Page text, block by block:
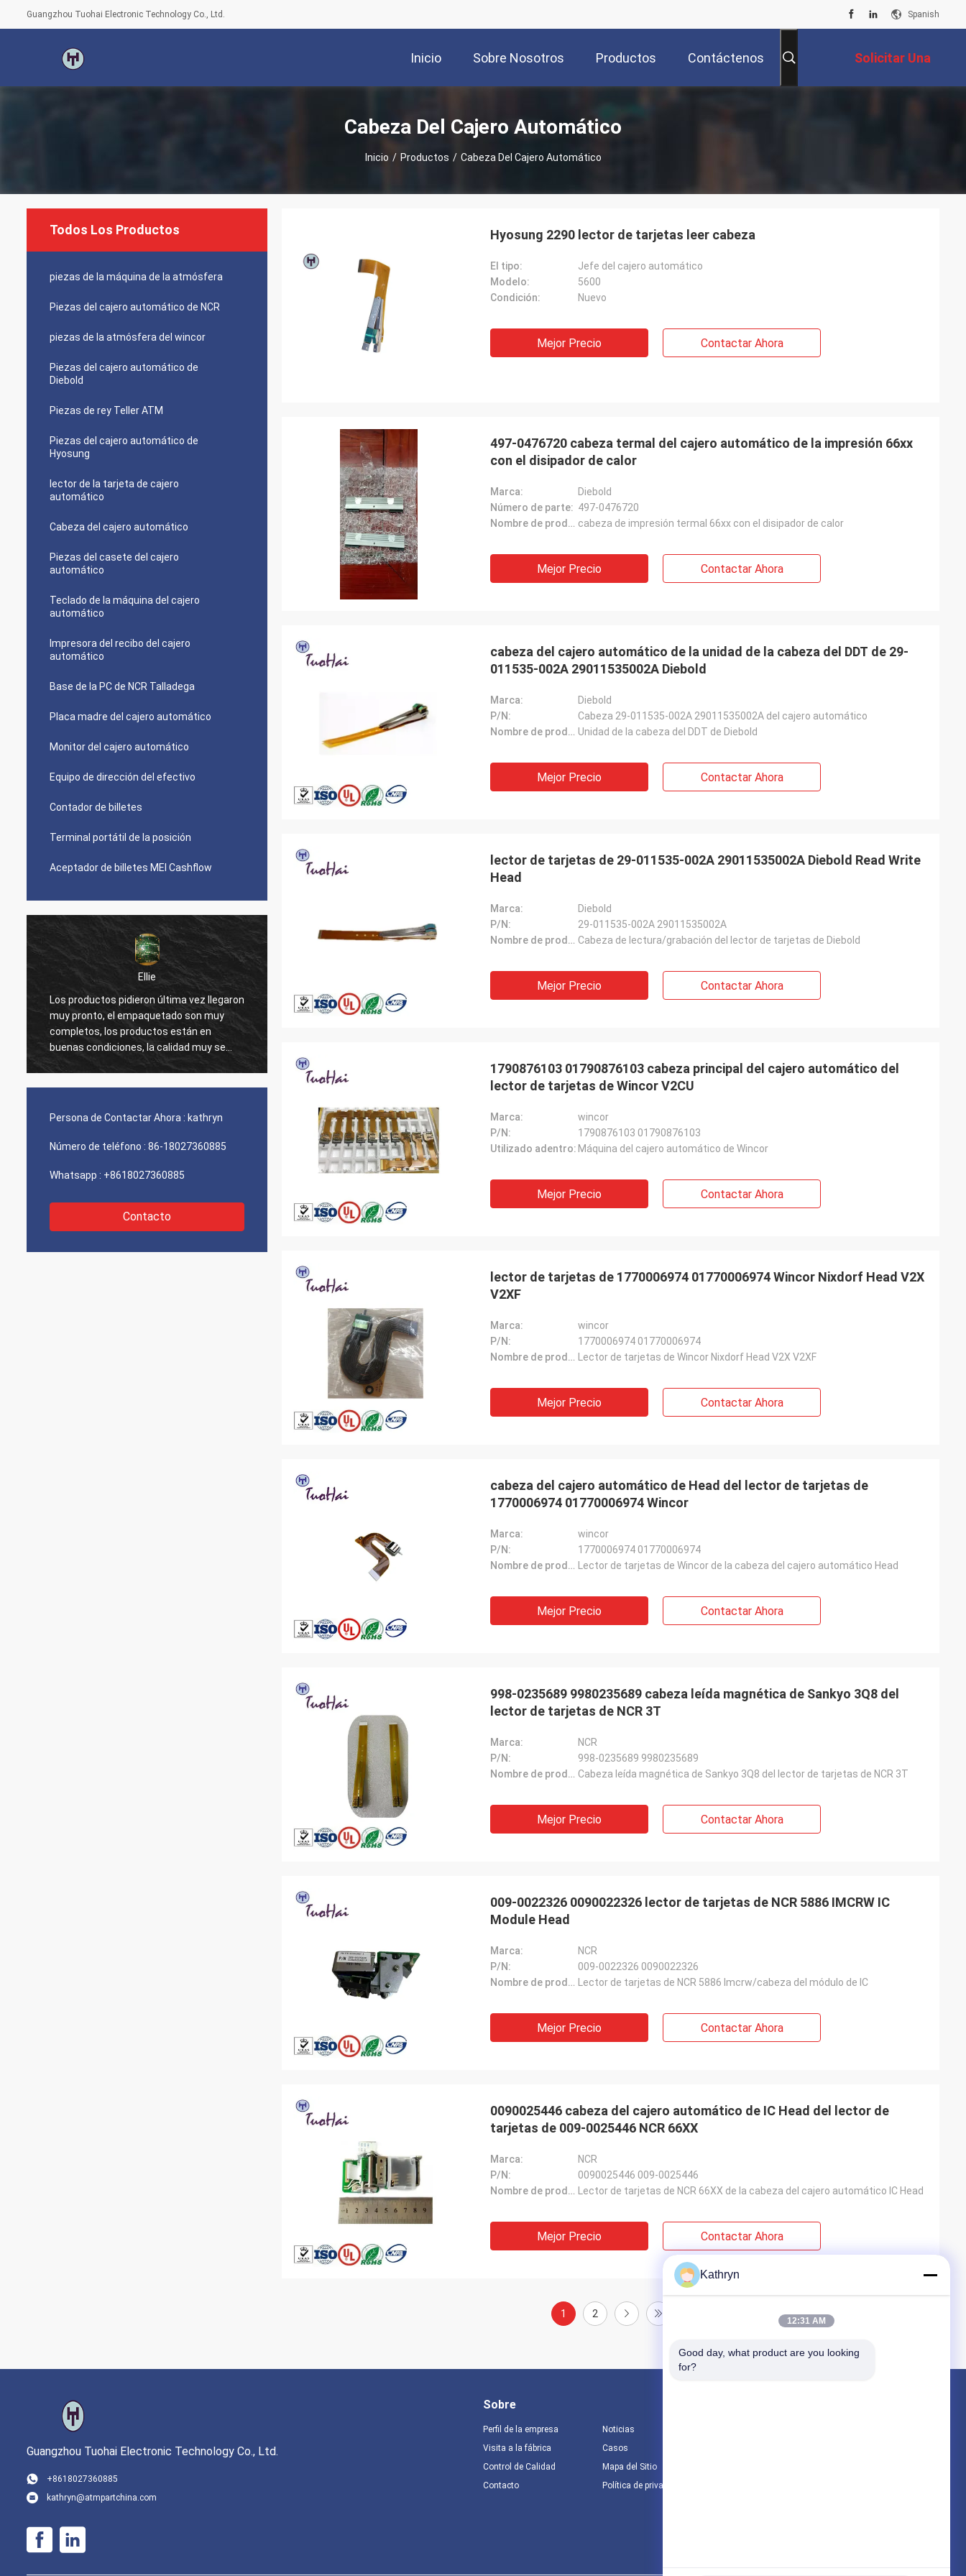
Guangzhou Tuohai Electronic Technology Co., Ltd. Spanish
Inicio Sobre Nosotros Productos Contáctenos Solicitar Una
Cotización
Cabeza Del Cajero Automático
Inicio / Productos / Cabeza Del Cajero Automático
Todos Los Productos
piezas de la máquina de la atmósfera
Piezas del cajero automático de NCR
piezas de la atmósfera del wincor
Piezas del cajero automático de
Diebold
Piezas de rey Teller ATM
Piezas del cajero automático de
Hyosung
lector de la tarjeta de cajero
automático
Cabeza del cajero automático
Piezas del casete del cajero
automático
Teclado de la máquina del cajero
automático
Impresora del recibo del cajero
automático
Base de la PC de NCR Talladega
Placa madre del cajero automático
Monitor del cajero automático
Equipo de dirección del efectivo
Contador de billetes
Terminal portátil de la posición
Aceptador de billetes MEI Cashflow
Ellie
Los productos pidieron última vez llegaron
muy pronto, el empaquetado son muy
completos, los productos están en
buenas condiciones, la calidad muy se
garantizan, el precio del producto y la
Su servicio es muy bueno, la introducción
de productos es muy detallado, a
calidad del producto es también muy
buena, el precio es muy razonable, mira
Persona de Contactar Ahora : kathryn
Número de teléfono : 86-18027360885
Whatsapp : +8618027360885
Contacto
Hyosung 2290 lector de tarjetas leer cabeza
El tipo:
Jefe del cajero automático
Modelo:
5600
Condición:
Nuevo
Mejor Precio Contactar Ahora
497-0476720 cabeza termal del cajero automático de la impresión 66xx
con el disipador de calor
Marca:
Diebold
Número de parte: 497-0476720
Nombre de producto: cabeza de impresión termal 66xx con el disipador de calor
Mejor Precio Contactar Ahora
cabeza del cajero automático de la unidad de la cabeza del DDT de 29-
011535-002A 29011535002A Diebold
Marca:
Diebold
P/N:
Cabeza 29-011535-002A 29011535002A del cajero automático
Nombre de producto: Unidad de la cabeza del DDT de Diebold
Mejor Precio Contactar Ahora
lector de tarjetas de 29-011535-002A 29011535002A Diebold Read Write
Head
Marca:
Diebold
P/N:
29-011535-002A 29011535002A
Nombre de producto: Cabeza de lectura/grabación del lector de tarjetas de Diebold
Mejor Precio Contactar Ahora
1790876103 01790876103 cabeza principal del cajero automático del
lector de tarjetas de Wincor V2CU
Marca:
wincor
P/N:
1790876103 01790876103
Utilizado adentro: Máquina del cajero automático de Wincor
Mejor Precio Contactar Ahora
lector de tarjetas de 1770006974 01770006974 Wincor Nixdorf Head V2X
V2XF
Marca:
wincor
P/N:
1770006974 01770006974
Nombre de producto:
Lector de tarjetas de Wincor Nixdorf Head V2X V2XF
Mejor Precio Contactar Ahora
cabeza del cajero automático de Head del lector de tarjetas de
1770006974 01770006974 Wincor
Marca:
wincor
P/N:
1770006974 01770006974
Nombre de producto:
Lector de tarjetas de Wincor de la cabeza del cajero automático Head
Mejor Precio Contactar Ahora
998-0235689 9980235689 cabeza leída magnética de Sankyo 3Q8 del
lector de tarjetas de NCR 3T
Marca:
NCR
P/N:
998-0235689 9980235689
Nombre de producto: Cabeza leída magnética de Sankyo 3Q8 del lector de tarjetas de NCR 3T
Mejor Precio Contactar Ahora
009-0022326 0090022326 lector de tarjetas de NCR 5886 IMCRW IC
Module Head
Marca:
NCR
P/N:
009-0022326 0090022326
Nombre de producto:
Lector de tarjetas de NCR 5886 Imcrw/cabeza del módulo de IC
Mejor Precio Contactar Ahora
0090025446 cabeza del cajero automático de IC Head del lector de
tarjetas de 009-0025446 NCR 66XX
Marca:
NCR
P/N:
0090025446 009-0025446
Nombre de producto:
Lector de tarjetas de NCR 66XX de la cabeza del cajero automático IC Head
Mejor Precio Contactar Ahora
1 2
Guangzhou Tuohai Electronic Technology Co., Ltd.
+8618027360885
kathryn@atmpartchina.com
Sobre
Perfil de la empresa
Visita a la fábrica
Control de Calidad
Contacto
Noticias
Casos
Mapa del Sitio
Política de privacidad
Kathryn
12:31 AM
Good day, what product are you looking
for?